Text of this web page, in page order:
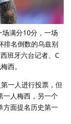
满分10分，一场
排名倒数的乌兹别
班牙六台记者、C
西。
一人进行投票，但
一人梅西，另一个
方面提名历史第一